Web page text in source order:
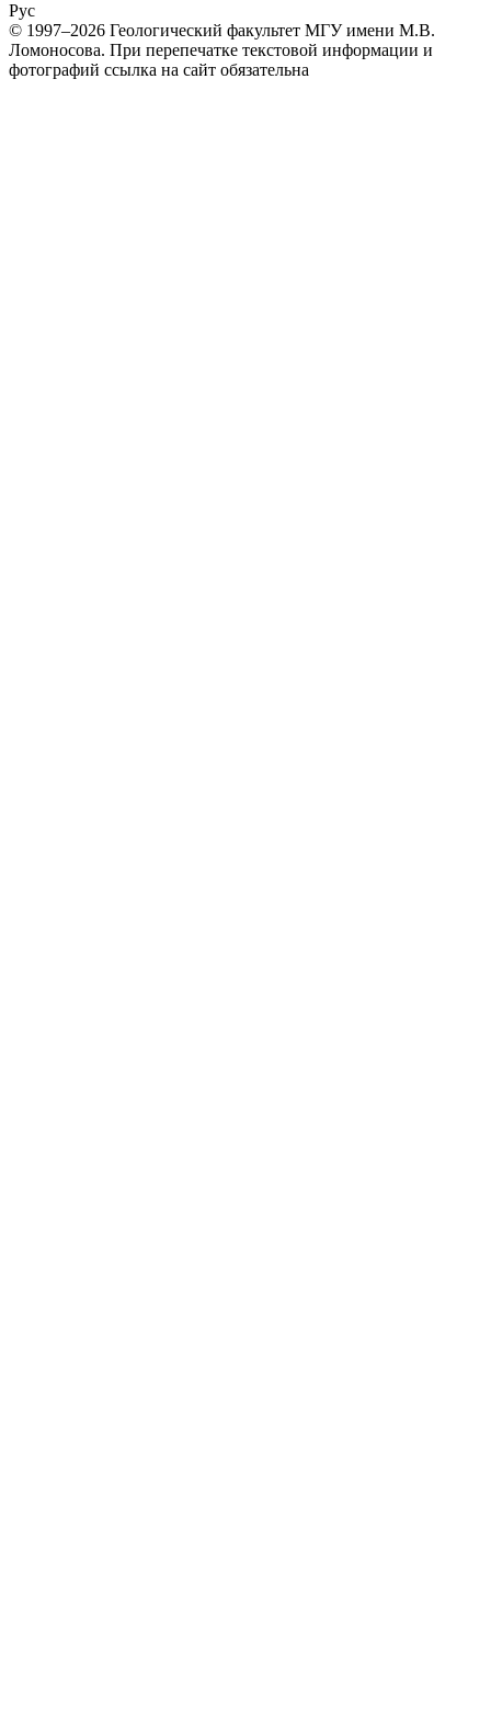
Рус
© 1997–2026 Геологический факультет МГУ имени М.В.
Ломоносова. При перепечатке текстовой информации и
фотографий ссылка на сайт обязательна